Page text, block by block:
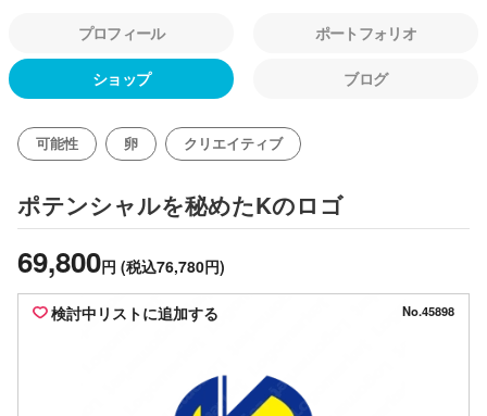
プロフィール ポートフォリオ
ショップ ブログ
可能性 卵 クリエイティブ
ポテンシャルを秘めたKのロゴ
69,800円 (税込76,780円)
検討中リストに追加する No.45898